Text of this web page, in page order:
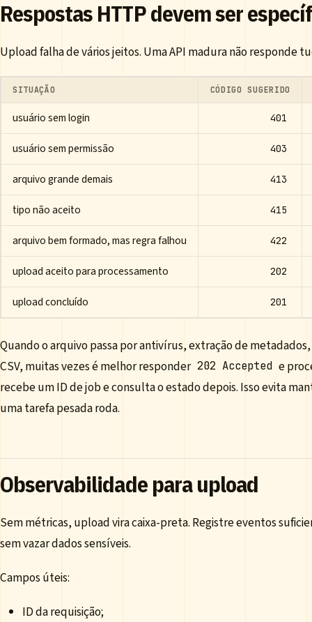
Respostas HTTP devem ser
Upload falha de vários jeitos. Uma API madura não responde
SITUAÇÃO CÓDIGO SUGERIDO
usuário sem login 401
usuário sem permissão 403
arquivo grande demais 413
tipo não aceito 415
arquivo bem formado, mas regra falhou 422
upload aceito para processamento 202
upload concluído 201
Quando o arquivo passa por antivírus, extração de
CSV, muitas vezes é melhor responder 202 Accepted e
recebe um ID de job e consulta o estado depois. Isso evita
uma tarefa pesada roda.
Observabilidade para upload
Sem métricas, upload vira caixa-preta. Registre eventos
sem vazar dados sensíveis.
Campos úteis:
ID da requisição;